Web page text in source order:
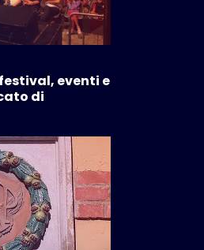
eventi e
di